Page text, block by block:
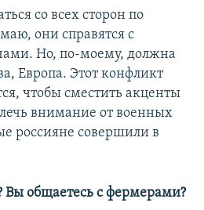
360p 480p
1080p
со всех сторон по
они справятся с
Но, по-моему, должна
Европа. Этот конфликт
чтобы сместить акценты
внимание от военных
россияне совершили в
Вы общаетесь с фермерами?